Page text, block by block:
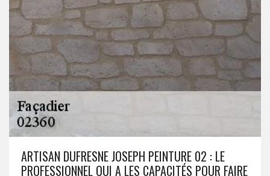
ARTISAN DUFRESNE JOSEPH PEINTURE 02 : LE
PROFESSIONNEL QUI A LES CAPACITÉS POUR FAIRE